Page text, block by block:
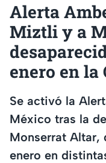
Alerta
Miztli y a
enero en la
Se activó la
México tras la
Monserrat Altar,
enero en